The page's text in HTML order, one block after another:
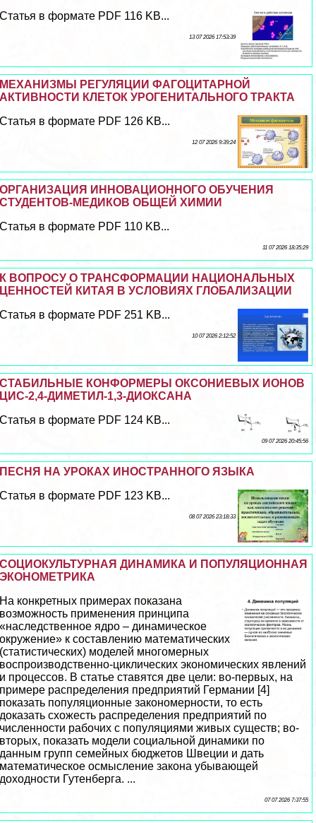
Статья в формате PDF 116 KB...
13 07 2026 17:53:39
МЕХАНИЗМЫ РЕГУЛЯЦИИ ФАГОЦИТАРНОЙ
АКТИВНОСТИ КЛЕТОК УРОГЕНИТАЛЬНОГО ТРАКТА
Статья в формате PDF 126 KB...
12 07 2026 9:39:24
ОРГАНИЗАЦИЯ ИННОВАЦИОННОГО ОБУЧЕНИЯ
СТУДЕНТОВ-МЕДИКОВ ОБЩЕЙ ХИМИИ
Статья в формате PDF 110 KB...
11 07 2026 18:35:29
К ВОПРОСУ О ТРАНСФОРМАЦИИ НАЦИОНАЛЬНЫХ
ЦЕННОСТЕЙ КИТАЯ В УСЛОВИЯХ ГЛОБАЛИЗАЦИИ
Статья в формате PDF 251 KB...
10 07 2026 2:12:52
СТАБИЛЬНЫЕ КОНФОРМЕРЫ ОКСОНИЕВЫХ ИОНОВ
ЦИС-2,4-ДИМЕТИЛ-1,3-ДИОКСАНА
Статья в формате PDF 124 KB...
09 07 2026 20:45:56
ПЕСНЯ НА УРОКАХ ИНОСТРАННОГО ЯЗЫКА
Статья в формате PDF 123 KB...
08 07 2026 23:18:33
СОЦИОКУЛЬТУРНАЯ ДИНАМИКА И ПОПУЛЯЦИОННАЯ
ЭКОНОМЕТРИКА
На конкретных примерах показана
возможность применения принципа
«наследственное ядро – динамическое
окружение» к составлению математических
(статистических) моделей многомерных
воспроизводственно-циклических экономических явлений
и процессов. В статье ставятся две цели: во-первых, на
примере распределения предприятий Германии [4]
показать популяционные закономерности, то есть
доказать схожесть распределения предприятий по
численности рабочих с популяциями живых существ; во-
вторых, показать модели социальной динамики по
данным групп семейных бюджетов Швеции и дать
математическое осмысление закона убывающей
доходности Гутенберга. ...
07 07 2026 7:37:55